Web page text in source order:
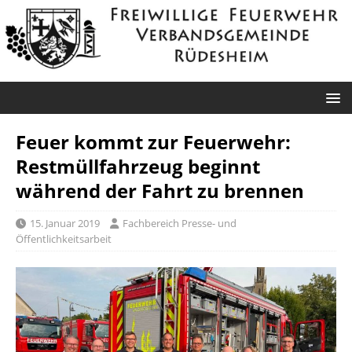
Feuer kommt zur Feuerwehr:
Restmüllfahrzeug beginnt
während der Fahrt zu brennen
15. Januar 2019
Fachbereich Presse- und
Öffentlichkeitsarbeit